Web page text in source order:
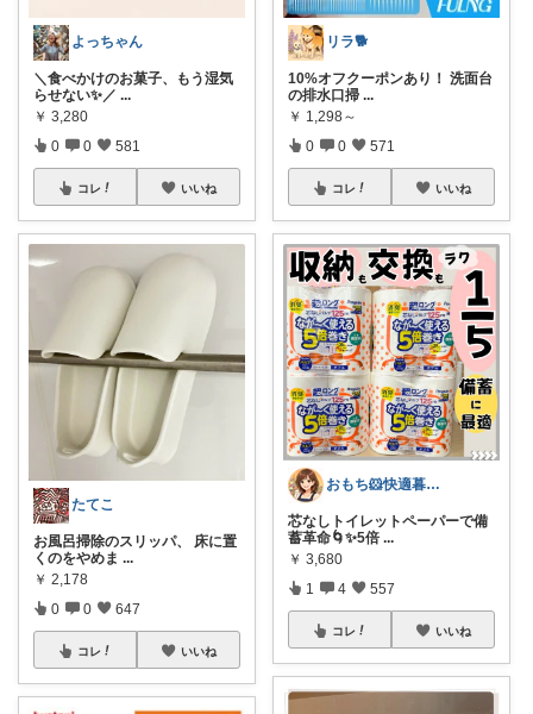
よっちゃん
＼食べかけのお菓子、もう湿気
らせない✨／ ...
￥ 3,280
0 0 581
コレ いいね
たてこ
お風呂掃除のスリッパ、 床に置
くのをやめま ...
￥ 2,178
0 0 647
コレ いいね
リラ🐕
10%オフクーポンあり！ 洗面台
の排水口掃 ...
￥ 1,298～
0 0 571
コレ いいね
おもち🐹快適暮らし🌸オリ写🪴
芯なしトイレットペーパーで備
蓄革命🌀✨5倍 ...
￥ 3,680
1 4 557
コレ いいね